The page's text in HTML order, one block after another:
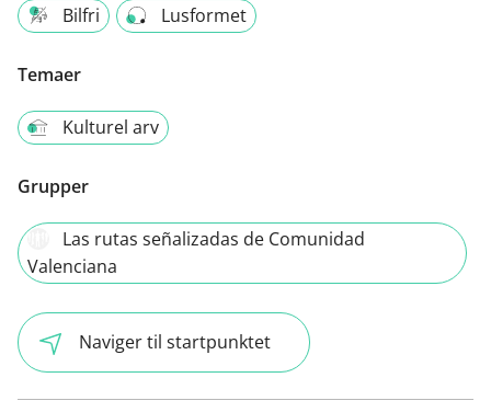
Bilfri Lusformet
Temaer
Kulturel arv
Grupper
Las rutas señalizadas de Comunidad
Valenciana
Naviger til startpunktet